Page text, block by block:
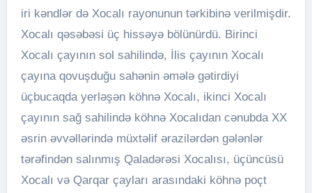
iri kəndlər də Xocalı rayonunun tərkibinə verilmişdir.
Xocalı qəsəbəsi üç hissəyə bölünürdü. Birinci
Xocalı çayının sol sahilində, İlis çayının Xocalı
çayına qovuşduğu sahənin əmələ gətirdiyi
üçbucaqda yerləşən köhnə Xocalı, ikinci Xocalı
çayının sağ sahilində köhnə Xocalıdan cənubda XX
əsrin əvvəllərində müxtəlif ərazilərdən gələnlər
tərəfindən salınmış Qaladərəsi Xocalısı, üçüncüsü
Xocalı və Qarqar çayları arasındaki köhnə poçt